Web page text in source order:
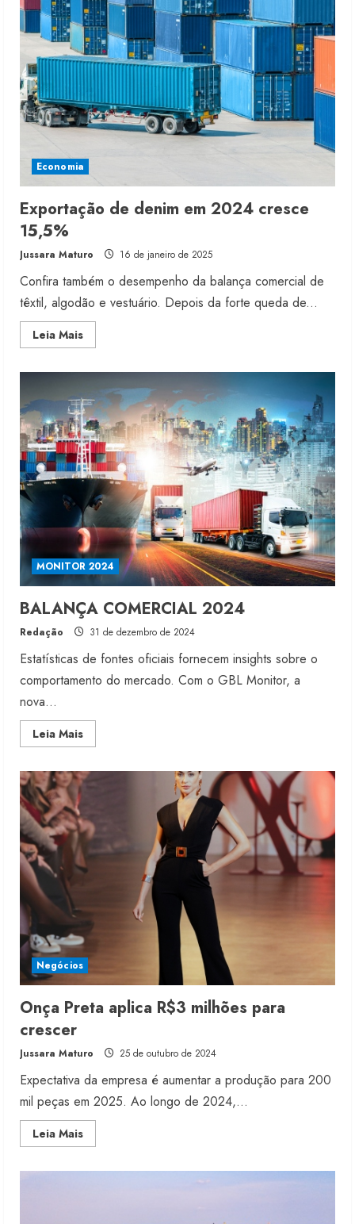
56%
no
1º
semestre
de
2025
Economia
Exportação de denim em 2024 cresce
15,5%
Jussara Maturo 16 de janeiro de 2025
Confira também o desempenho da balança comercial de
têxtil, algodão e vestuário. Depois da forte queda de...
Leia MaisRead
more
denim
em
2024
cresce
15,5%
MONITOR 2024
BALANÇA COMERCIAL 2024
Redação 31 de dezembro de 2024
Estatísticas de fontes oficiais fornecem insights sobre o
comportamento do mercado. Com o GBL Monitor, a
nova...
Leia MaisRead
more
COMERCIAL
2024
Negócios
Onça Preta aplica R$3 milhões para
crescer
Jussara Maturo 25 de outubro de 2024
Expectativa da empresa é aumentar a produção para 200
mil peças em 2025. Ao longo de 2024,...
Leia MaisRead
more